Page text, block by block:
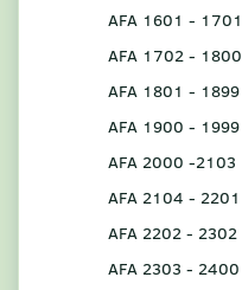
AFA 1601 - 1701
AFA 1702 - 1800
AFA 1801 - 1899
AFA 1900 - 1999
AFA 2000 -2103
AFA 2104 - 2201
AFA 2202 - 2302
AFA 2303 - 2400